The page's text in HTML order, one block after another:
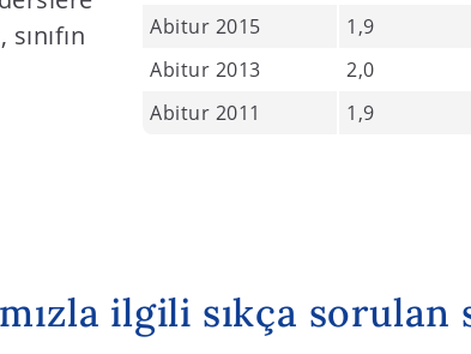
Abitur 2015
1,9
Abitur 2013
2,0
Abitur 2011
1,9
ilgili sıkça